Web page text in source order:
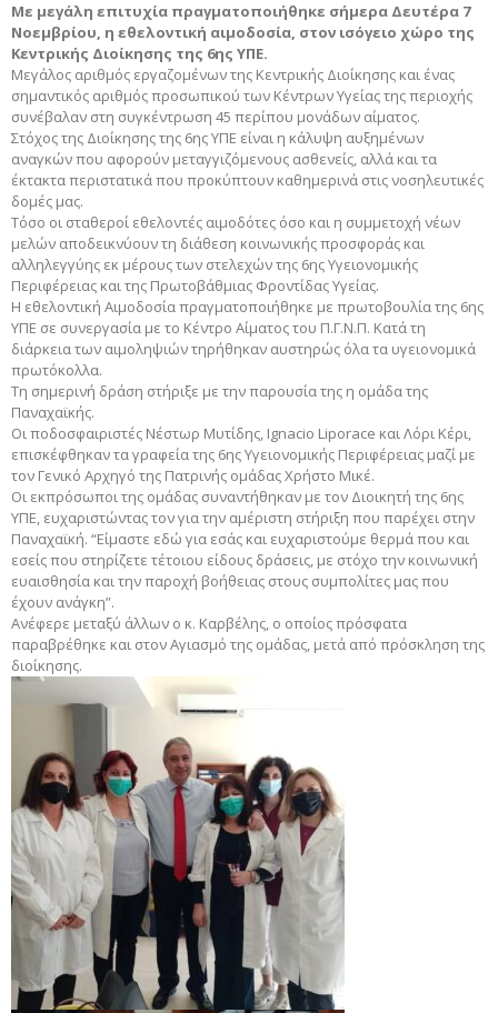
Με μεγάλη επιτυχία πραγματοποιήθηκε σήμερα Δευτέρα 7
Νοεμβρίου, η εθελοντική αιμοδοσία, στον ισόγειο χώρο της
Κεντρικής Διοίκησης της 6ης ΥΠΕ.
Μεγάλος αριθμός εργαζομένων της Κεντρικής Διοίκησης και ένας
σημαντικός αριθμός προσωπικού των Κέντρων Υγείας της περιοχής
συνέβαλαν στη συγκέντρωση 45 περίπου μονάδων αίματος.
Στόχος της Διοίκησης της 6ης ΥΠΕ είναι η κάλυψη αυξημένων
αναγκών που αφορούν μεταγγιζόμενους ασθενείς, αλλά και τα
έκτακτα περιστατικά που προκύπτουν καθημερινά στις νοσηλευτικές
δομές μας.
Τόσο οι σταθεροί εθελοντές αιμοδότες όσο και η συμμετοχή νέων
μελών αποδεικνύουν τη διάθεση κοινωνικής προσφοράς και
αλληλεγγύης εκ μέρους των στελεχών της 6ης Υγειονομικής
Περιφέρειας και της Πρωτοβάθμιας Φροντίδας Υγείας.
Η εθελοντική Αιμοδοσία πραγματοποιήθηκε με πρωτοβουλία της 6ης
ΥΠΕ σε συνεργασία με το Κέντρο Αίματος του Π.Γ.Ν.Π. Κατά τη
διάρκεια των αιμοληψιών τηρήθηκαν αυστηρώς όλα τα υγειονομικά
πρωτόκολλα.
Τη σημερινή δράση στήριξε με την παρουσία της η ομάδα της
Παναχαϊκής.
Οι ποδοσφαιριστές Νέστωρ Μυτίδης, Ignacio Liporace και Λόρι Κέρι,
επισκέφθηκαν τα γραφεία της 6ης Υγειονομικής Περιφέρειας μαζί με
τον Γενικό Αρχηγό της Πατρινής ομάδας Χρήστο Μικέ.
Οι εκπρόσωποι της ομάδας συναντήθηκαν με τον Διοικητή της 6ης
ΥΠΕ, ευχαριστώντας τον για την αμέριστη στήριξη που παρέχει στην
Παναχαϊκή. “Είμαστε εδώ για εσάς και ευχαριστούμε θερμά που και
εσείς που στηρίζετε τέτοιου είδους δράσεις, με στόχο την κοινωνική
ευαισθησία και την παροχή βοήθειας στους συμπολίτες μας που
έχουν ανάγκη”.
Ανέφερε μεταξύ άλλων ο κ. Καρβέλης, ο οποίος πρόσφατα
παραβρέθηκε και στον Αγιασμό της ομάδας, μετά από πρόσκληση της
διοίκησης.